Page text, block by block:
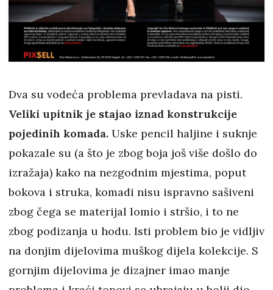
Dva su vodeća problema prevladava na pisti.
Veliki upitnik je stajao iznad konstrukcije
pojedinih komada. Uske pencil haljine i suknje
pokazale su (a što je zbog boja još više došlo do
izražaja) kako na nezgodnim mjestima, poput
bokova i struka, komadi nisu ispravno sašiveni
zbog čega se materijal lomio i stršio, i to ne
zbog podizanja u hodu. Isti problem bio je vidljiv
na donjim dijelovima muškog dijela kolekcije. S
gornjim dijelovima je dizajner imao manje